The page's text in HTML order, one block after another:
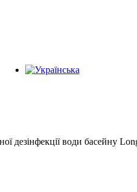
дезінфекції води басейну